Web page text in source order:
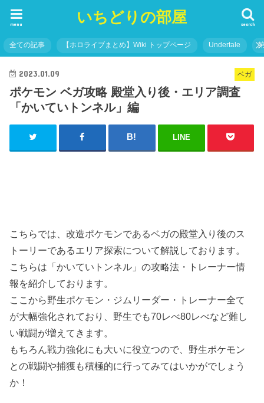
いちどりの部屋 search
menu
全ての記事 【ホロライブまとめ】Wiki トップページ Undertale
ベガ
2023.01.09
ポケモン ベガ攻略 殿堂入り後・エリア調査
「かいていトンネル」編
LINE
こちらでは、改造ポケモンであるベガの殿堂入り後のス
トーリーであるエリア探索について解説しております。
こちらは「かいていトンネル」の攻略法・トレーナー情
報を紹介しております。
ここから野生ポケモン・ジムリーダー・トレーナー全て
が大幅強化されており、野生でも70レべ80レべなど難し
い戦闘が増えてきます。
もちろん戦力強化にも大いに役立つので、野生ポケモン
との戦闘や捕獲も積極的に行ってみてはいかがでしょう
か！